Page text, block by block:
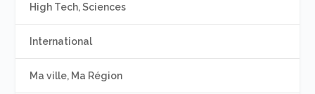
High Tech, Sciences
International
Ma ville, Ma Région